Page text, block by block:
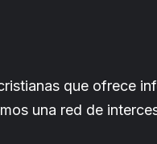
que ofrece
una red de